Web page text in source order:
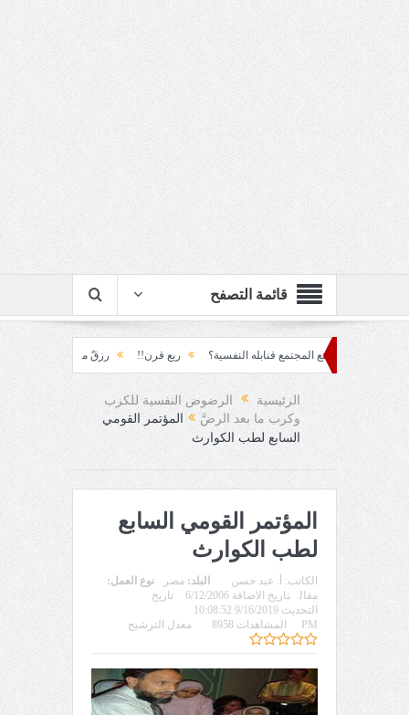
قائمة التصفح
يصنع المجتمع قنابله النفسية؟ ربع قرن!! رزقٌ من يستكثره؟! منطق
الرئيسية
الرضوض النفسية للكرب
وكرب ما بعد الرضَّ
المؤتمر القومي
السابع لطب الكوارث
المؤتمر القومي السابع
لطب الكوارث
الكاتب: أ. عيد حسن البلد: مصر
نوع العمل:
مقال
تاريخ الاضافة 6/12/2006
تاريخ
التحديث 9/16/2019 10:08:52
PM
المشاهدات 8958 معدل الترشيح